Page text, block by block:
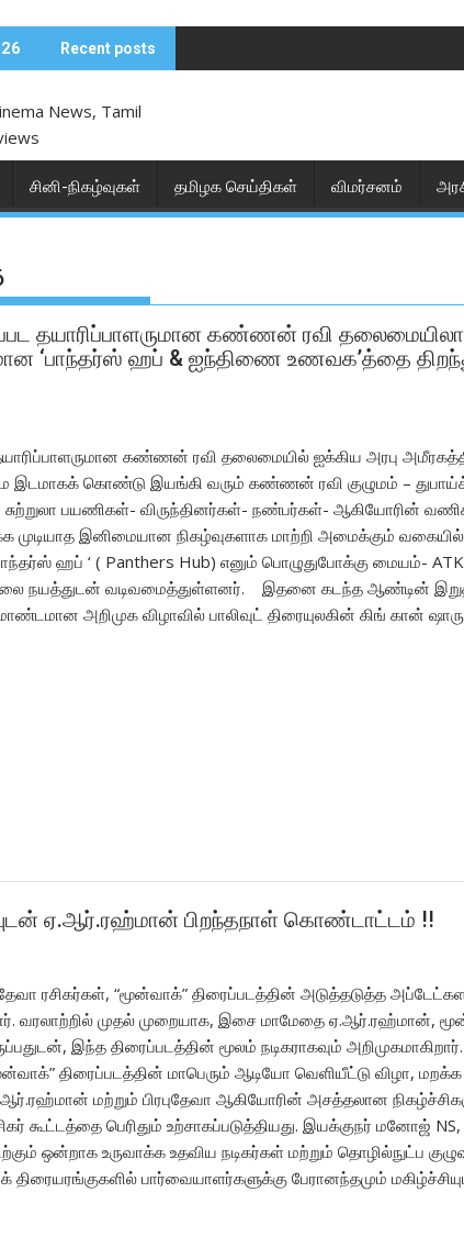
Recent posts
சினி-நிகழ்வுகள் தமிழக செய்திகள் விமர்சனம்
தயாரிப்பாளருமான கண்ணன் ரவி
‘பாந்தர்ஸ் ஹப் & ஐந்திணை உணவக’த்தை
கண்ணன் ரவி தலைமையில் ஐக்கிய அரபு
இடமாகக் கொண்டு இயங்கி வரும் கண்ணன் ரவி குழுமம் –
பயணிகள்- விருந்தினர்கள்- நண்பர்கள்- ஆகியோரின் வணிக
முடியாத இனிமையான நிகழ்வுகளாக மாற்றி அமைக்கும்
ஹப் ‘ ( Panthers Hub) எனும் பொழுதுபோக்கு மையம்-
நயத்துடன் வடிவமைத்துள்ளனர். இதனை கடந்த ஆண்டின்
அறிமுக விழாவில் பாலிவுட் திரையுலகின் கிங் கான்
ஏ.ஆர்.ரஹ்மான் பிறந்தநாள் கொண்டாட்டம் !!
ரசிகர்கள், “மூன்வாக்” திரைப்படத்தின் அடுத்தடுத்த
வரலாற்றில் முதல் முறையாக, இசை மாமேதை ஏ.ஆர்.ரஹ்மான்,
இந்த திரைப்படத்தின் மூலம் நடிகராகவும்
திரைப்படத்தின் மாபெரும் ஆடியோ வெளியீட்டு விழா,
மற்றும் பிரபுதேவா ஆகியோரின் அசத்தலான
கூட்டத்தை பெரிதும் உற்சாகப்படுத்தியது. இயக்குநர் மனோஜ்
ஒன்றாக உருவாக்க உதவிய நடிகர்கள் மற்றும் தொழில்நுட்ப
திரையரங்குகளில் பார்வையாளர்களுக்கு பேரானந்தமும்